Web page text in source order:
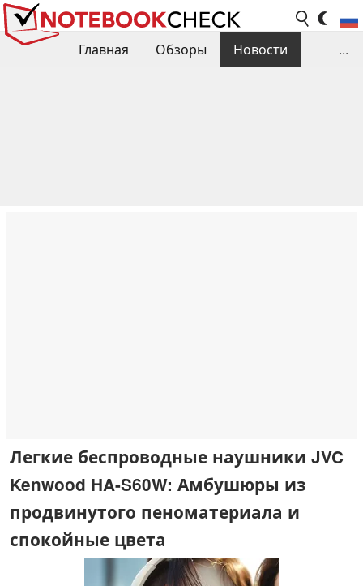
Главная Обзоры
Новости
...
Легкие беспроводные наушники JVC
Kenwood HA-S60W: Амбушюры из
продвинутого пеноматериала и
спокойные цвета